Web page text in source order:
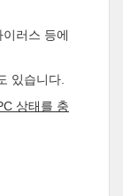
러스 등에
있습니다.
상태를 충